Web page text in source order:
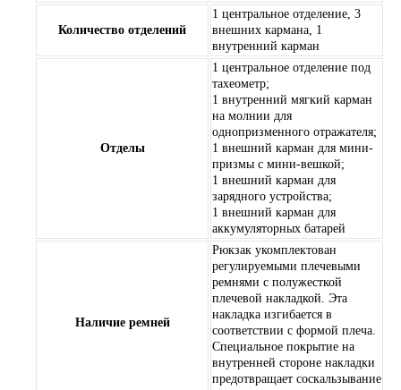
Количество отделений
1 центральное отделение, 3
внешних кармана, 1
внутренний карман
Отделы
1 центральное отделение под
тахеометр;
1 внутренний мягкий карман
на молнии для
однопризменного отражателя;
1 внешний карман для мини-
призмы с мини-вешкой;
1 внешний карман для
зарядного устройства;
1 внешний карман для
аккумуляторных батарей
Наличие ремней
Рюкзак укомплектован
регулируемыми плечевыми
ремнями с полужесткой
плечевой накладкой. Эта
накладка изгибается в
соответствии с формой плеча.
Специальное покрытие на
внутренней стороне накладки
предотвращает соскальзывание